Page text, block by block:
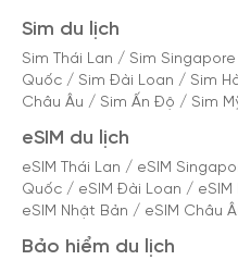
Sim du lịch
Sim Thái Lan / Sim Singapore
Quốc / Sim Đài Loan / Sim
Châu Âu / Sim Ấn Độ / Sim
eSIM du lịch
eSIM Thái Lan / eSIM
Quốc / eSIM Đài Loan / eSIM
eSIM Nhật Bản / eSIM Châu
Bảo hiểm du lịch